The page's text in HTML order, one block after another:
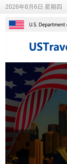
2026年8月6日 星期四